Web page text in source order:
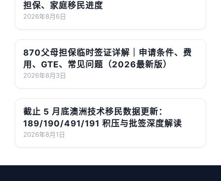
担保、家庭移民进度
2026年8月6日
870父母担保临时签证详解｜申请条件、费
用、GTE、常见问题（2026最新版）
2026年8月3日
截止 5 月底澳洲技术移民数据更新：
189/190/491/191 积压与批签深度解读
2026年8月1日